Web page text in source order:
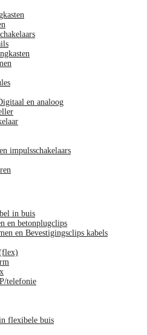
en analoog
impulsschakelaars
in buis
en betonplugclips
en Bevestigingsclips kabels
telefonie
flexibele buis